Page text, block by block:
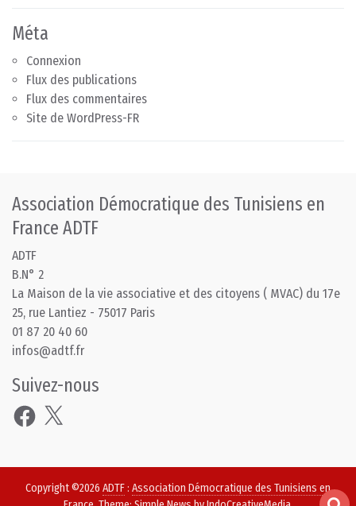
Méta
Connexion
Flux des publications
Flux des commentaires
Site de WordPress-FR
Association Démocratique des Tunisiens en
France ADTF
ADTF
B.N° 2
La Maison de la vie associative et des citoyens ( MVAC) du 17e
25, rue Lantiez - 75017 Paris
01 87 20 40 60
infos@adtf.fr
Suivez-nous
Facebook
X
Copyright ©2026 ADTF: Association Démocratique des Tunisiens en